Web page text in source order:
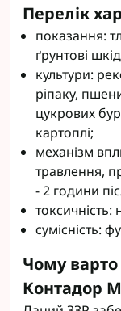
Перелік
показання:
ґрунтові
культури:
ріпаку,
цукрових
картоплі;
механізм
травлення,
- 2 години
токсичність:
сумісність:
Чому
Контадор